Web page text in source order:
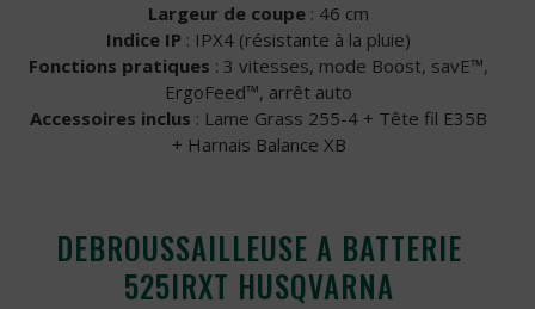
Largeur de coupe : 46 cm
Indice IP : IPX4 (résistante à la pluie)
Fonctions pratiques : 3 vitesses, mode Boost, savE™,
ErgoFeed™, arrêt auto
Accessoires inclus : Lame Grass 255-4 + Tête fil E35B
+ Harnais Balance XB
DEBROUSSAILLEUSE A BATTERIE
525IRXT HUSQVARNA